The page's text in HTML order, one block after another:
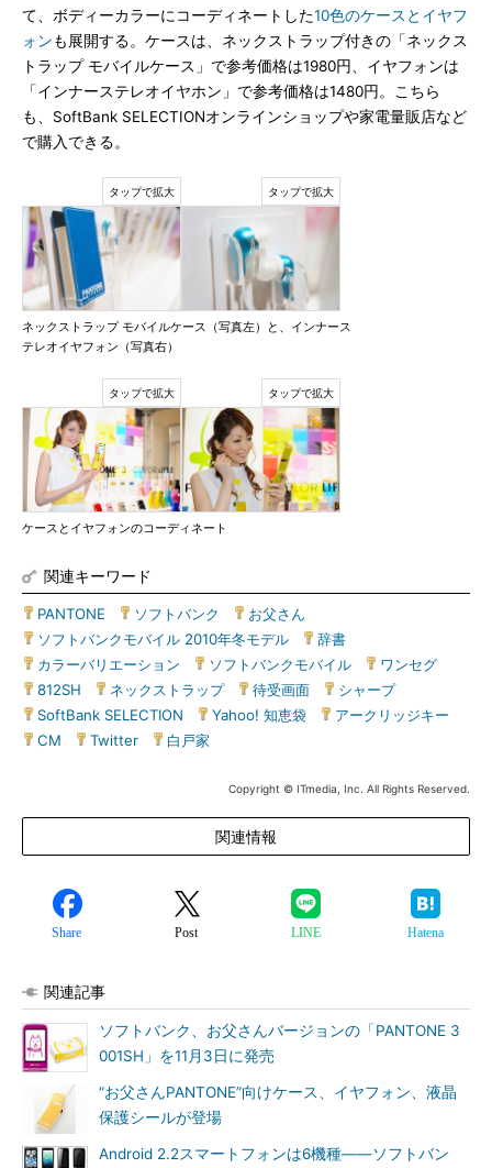
て、ボディーカラーにコーディネートした10色のケースとイヤフ
ォンも展開する。ケースは、ネックストラップ付きの「ネックス
トラップ モバイルケース」で参考価格は1980円、イヤフォンは
「インナーステレオイヤホン」で参考価格は1480円。こちら
も、SoftBank SELECTIONオンラインショップや家電量販店など
で購入できる。
ネックストラップ モバイルケース（写真左）と、インナース
テレオイヤフォン（写真右）
ケースとイヤフォンのコーディネート
関連キーワード
PANTONE ソフトバンク お父さん
ソフトバンクモバイル 2010年冬モデル
辞書
カラーバリエーション
ソフトバンクモバイル ワンセグ
812SH
ネックストラップ| 待受画面 シャープ|
SoftBank SELECTION
Yahoo! 知恵袋 アークリッジキー
CM
Twitter 白戸家
Copyright © ITmedia, Inc. All Rights Reserved.
関連情報
Share Post LINE Hatena
関連記事
ソフトバンク、お父さんバージョンの「PANTONE 3
001SH」を11月3日に発売
“お父さんPANTONE”向けケース、イヤフォン、液晶
保護シールが登場
Android 2.2スマートフォンは6機種――ソフトバン